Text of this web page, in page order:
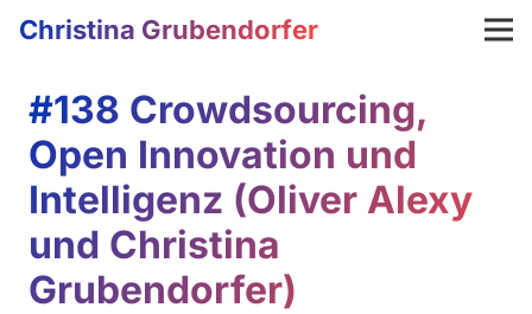
Christina Grubendorfer
#138 Crowdsourcing,
Open Innovation und
Intelligenz (Oliver Alexy
und Christina
Grubendorfer)